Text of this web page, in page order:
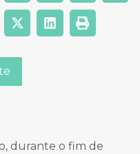
durante o fim de